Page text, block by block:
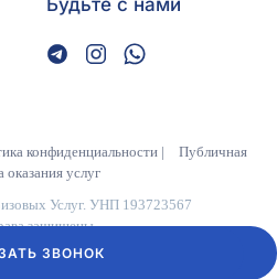
ЗВОНОК
Будьте с нами
конфиденциальности|
Публичная
оказания услуг
Услуг. УНП 193723567
защищены.